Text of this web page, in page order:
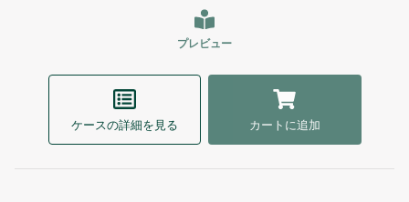
プレビュー
ケースの詳細を見る カートに追加